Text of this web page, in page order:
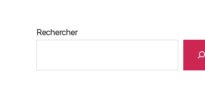
Rechercher